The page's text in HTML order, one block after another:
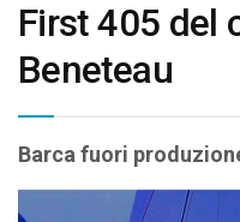
First 405 del
Beneteau
Barca fuori